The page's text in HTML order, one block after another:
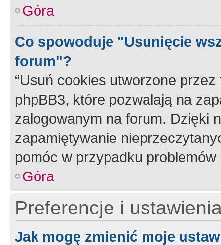
Góra
Co spowoduje "Usunięcie
forum"?
“Usuń cookies utworzone
phpBB3, które pozwalają na
zalogowanym na forum. Dzięki
zapamiętywanie
pomóc w przypadku
Góra
Preferencje i
Jak mogę zmienić moje